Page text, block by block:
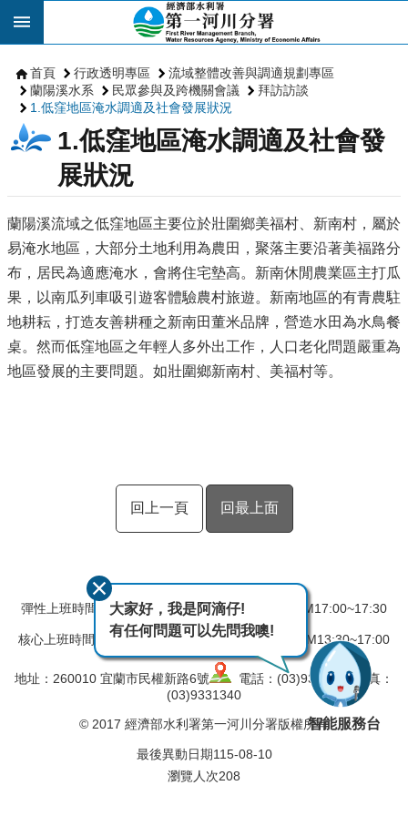
跳到主要內容區塊
首頁 行政透明專區
流域整體改善與調適規劃專區
蘭陽溪水系
民眾參與及跨機關會議
拜訪訪談
1.低窪地區淹水調適及社會發展狀況
1.低窪地區淹水調適及社會發
展狀況
蘭陽溪流域之低窪地區主要位於壯圍鄉美福村、新南村，屬於
易淹水地區，大部分土地利用為農田，聚落主要沿著美福路分
布，居民為適應淹水，會將住宅墊高。新南休閒農業區主打瓜
果，以南瓜列車吸引遊客體驗農村旅遊。新南地區的有青農駐
地耕耘，打造友善耕種之新南田董米品牌，營造水田為水鳥餐
桌。然而低窪地區之年輕人多外出工作，人口老化問題嚴重為
地區發展的主要問題。如壯圍鄉新南村、美福村等。
回上一頁 回最上面
彈性上班時間：AM08:00~08:30 彈性下班時間：PM17:00~17:30
核心上班時間：星期一 ~ 星期五 AM08:30~12:30 PM13:30~17:00
地址：260010 宜蘭市民權新路6號
電話：(03)9324031 傳真：
(03)9331340
© 2017 經濟部水利署第一河川分署版權所有
最後異動日期115-08-10
瀏覽人次208
大家好，我是阿滴仔!
有任何問題可以先問我噢!
智能服務台